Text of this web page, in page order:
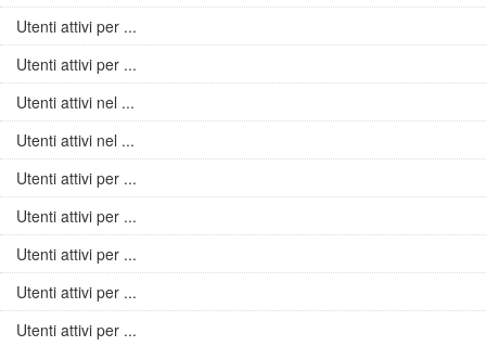
Utenti attivi per ...
Utenti attivi per ...
Utenti attivi nel ...
Utenti attivi nel ...
Utenti attivi per ...
Utenti attivi per ...
Utenti attivi per ...
Utenti attivi per ...
Utenti attivi per ...